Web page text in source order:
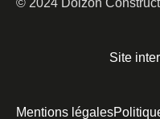
© 2024 Doizon
Site
Mentions légales